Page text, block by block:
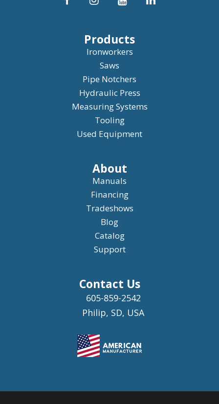
Products
Ironworkers
Saws
Pipe Notchers
Hydraulic Press
Measuring Systems
Tooling
Used Equipment
About
Manuals
Financing
Tradeshows
Blog
Catalog
Support
Contact Us
605-859-2542
Philip, SD, USA